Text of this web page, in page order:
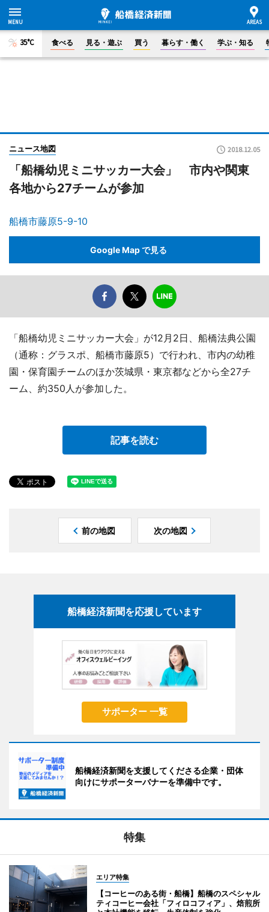
35°C 食べる 見る・遊ぶ 買う 暮らす・働く 学ぶ・知る
ニュース地図 2018.12.05
「船橋幼児ミニサッカー大会」 市内や関東
各地から27チームが参加
船橋市藤原5-9-10
Google Map で見る
「船橋幼児ミニサッカー大会」が12月2日、船橋法典公園
（通称：グラスポ、船橋市藤原5）で行われ、市内の幼稚
園・保育園チームのほか茨城県・東京都などから全27チ
ーム、約350人が参加した。
記事を読む
前の地図 次の地図
船橋経済新聞を応援しています
サポーター 一覧
船橋経済新聞を支援してくださる企業・団体
向けにサポーターバナーを準備中です。
特集
エリア特集
【コーヒーのある街・船橋】船橋のスペシャル
ティコーヒー会社「フィロコフィア」、焙煎所